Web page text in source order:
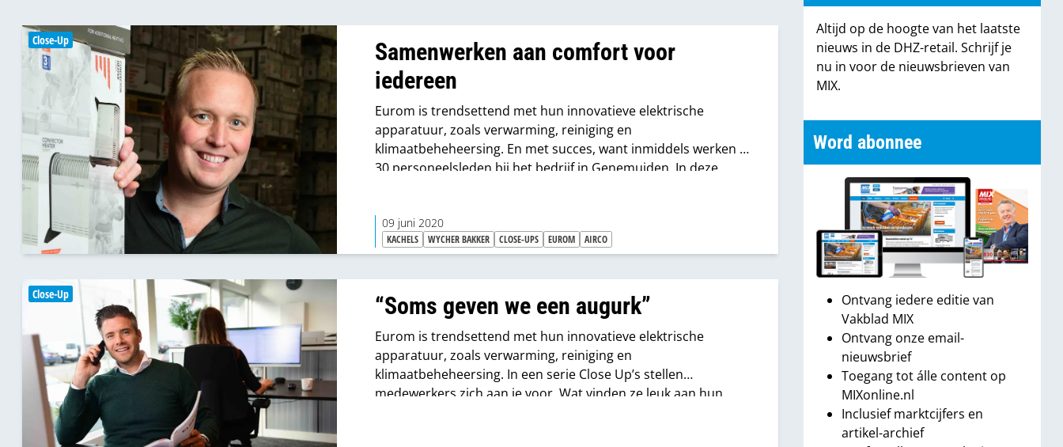
Close-Up
Samenwerken aan comfort voor
iedereen
Eurom is trendsettend met hun innovatieve elektrische
apparatuur, zoals verwarming, reiniging en
klimaatbeheheersing. En met succes, want inmiddels werken er
30 personeelsleden bij het bedrijf in Genemuiden. In deze
“We zetten in op duurzame groei, we willen geen paar honderd
man personeel over een paar jaar.”
09 juni 2020
KACHELS WYCHER BAKKER CLOSE-UPS EUROM AIRCO
Close-Up “Soms geven we een augurk”
Eurom is trendsettend met hun innovatieve elektrische
apparatuur, zoals verwarming, reiniging en
klimaatbeheheersing. In een serie Close Up’s stellen
medewerkers zich aan je voor. Wat vinden ze leuk aan hun
Altijd op de hoogte van het laatste
nieuws in de DHZ-retail. Schrijf je
nu in voor de nieuwsbrieven van
MIX.
Word abonnee
Ontvang iedere editie van
Vakblad MIX
Ontvang onze email-
nieuwsbrief
Toegang tot álle content op
MIXonline.nl
Inclusief marktcijfers en
artikel-archief